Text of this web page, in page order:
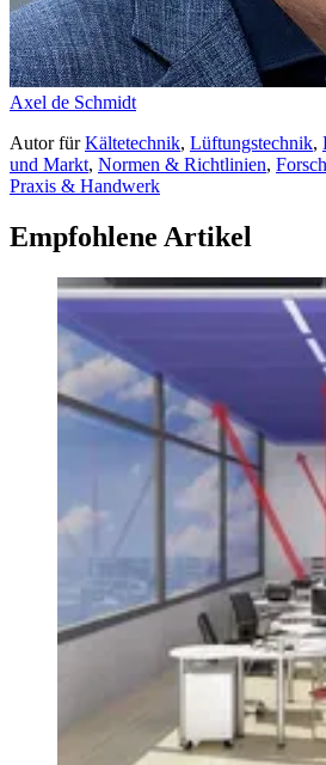
Axel de Schmidt
AutorfürKältetechnik, Lüftungstechnik,
und Markt, Normen & Richtlinien,
Praxis & Handwerk
Empfohlene Artikel